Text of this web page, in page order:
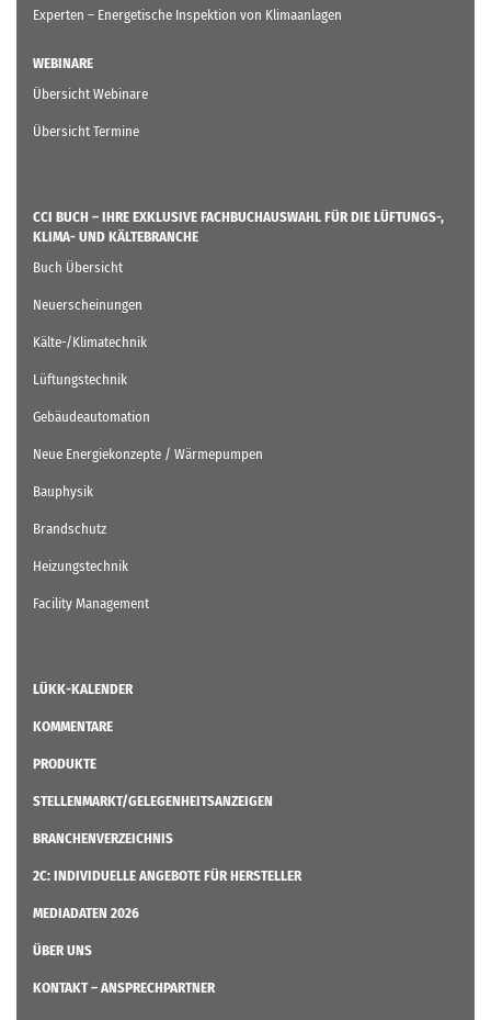
Experten – Energetische Inspektion von Klimaanlagen
WEBINARE
Übersicht Webinare
Übersicht Termine
CCI BUCH – IHRE EXKLUSIVE FACHBUCHAUSWAHL FÜR DIE LÜFTUNGS-,
KLIMA- UND KÄLTEBRANCHE
Buch Übersicht
Neuerscheinungen
Kälte-/Klimatechnik
Lüftungstechnik
Gebäudeautomation
Neue Energiekonzepte / Wärmepumpen
Bauphysik
Brandschutz
Heizungstechnik
Facility Management
LÜKK-KALENDER
KOMMENTARE
PRODUKTE
STELLENMARKT/GELEGENHEITSANZEIGEN
BRANCHENVERZEICHNIS
2C: INDIVIDUELLE ANGEBOTE FÜR HERSTELLER
MEDIADATEN 2026
ÜBER UNS
KONTAKT – ANSPRECHPARTNER